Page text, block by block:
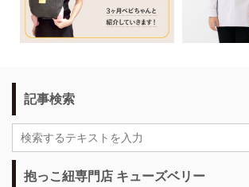
記事検索
抱っこ紐専門店 キューズベリー